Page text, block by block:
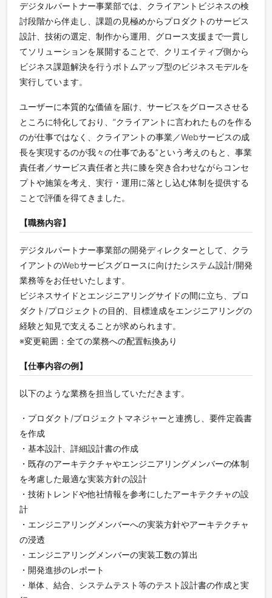
デジタルパートナー事業部では、クライアントビジネスの検
討段階から伴走し、課題の見極めからプロダクトのサービス
設計、技術の選定、制作から運用、グロース支援まで一貫し
てソリューションを展開することで、クリエイティブ側から
ビジネス課題解決を行うボトムアップ型のビジネスモデルを
実行しています。
ユーザーに本質的な価値を届け、サービスをグロースさせる
ところに特化しており、”クライアントに言われたものを作る
のが仕事ではなく、クライアントの事業／Webサービスの成
長を実現するのが我々の仕事である”という考えのもと、事業
責任者／サービス責任者と共に膝を突き合わせながらコンセ
プトや施策を考え、実行・運用に落とし込む体制を提供する
ことで評価を得てきました。
【職務内容】
デジタルパートナー事業部の開発ディレクターとして、クラ
イアントのWebサービスグロースに向けたシステム設計/開発
業務等をお任せいたします。
ビジネスサイドとエンジニアリングサイドの間に立ち、プロ
ダクト/プロジェクトの目的、目標達成をエンジニアリングの
経験と知見で支えることが求められます。
※変更範囲：全ての業務への配置転換あり
【仕事内容の例】
以下のような業務を担当していただきます。
・プロダクト/プロジェクトマネジャーと連携し、要件定義書
を作成
・基本設計、詳細設計書の作成
・既存のアーキテクチャやエンジニアリングメンバーの体制
を考慮した最適な実装方針の設計
・技術トレンドや他社情報を参考にしたアーキテクチャの設
計
・エンジニアリングメンバーへの実装方針やアーキテクチャ
の浸透
・エンジニアリングメンバーの実装工数の算出
・開発進捗のレポート
・単体、結合、システムテスト等のテスト設計書の作成と実